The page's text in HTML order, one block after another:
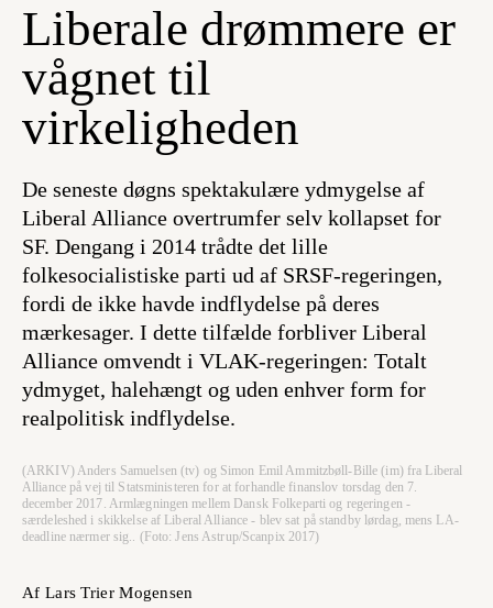
Liberale drømmere er
vågnet til
virkeligheden
De seneste døgns spektakulære ydmygelse af
Liberal Alliance overtrumfer selv kollapset for
SF. Dengang i 2014 trådte det lille
folkesocialistiske parti ud af SRSF-regeringen,
fordi de ikke havde indflydelse på deres
mærkesager. I dette tilfælde forbliver Liberal
Alliance omvendt i VLAK-regeringen: Totalt
ydmyget, halehængt og uden enhver form for
realpolitisk indflydelse.
(ARKIV) Anders Samuelsen (tv) og Simon Emil Ammitzbøll-Bille (im) fra Liberal
Alliance på vej til Statsministeren for at forhandle finanslov torsdag den 7.
december 2017. Armlægningen mellem Dansk Folkeparti og regeringen -
særdeleshed i skikkelse af Liberal Alliance - blev sat på standby lørdag, mens LA-
deadline nærmer sig.. (Foto: Jens Astrup/Scanpix 2017)
Af Lars Trier Mogensen